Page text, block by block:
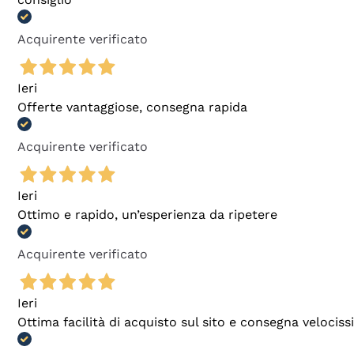
Acquirente verificato
Ieri
Offerte vantaggiose, consegna rapida
Acquirente verificato
Ieri
Ottimo e rapido, un’esperienza da ripetere
Acquirente verificato
Ieri
Ottima facilità di acquisto sul sito e consegna